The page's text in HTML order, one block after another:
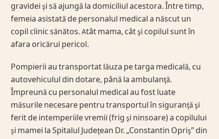
gravidei şi să ajungă la domiciliul acestora. Între timp,
femeia asistată de personalul medical a născut un
copil clinic sănătos. Atât mama, cât şi copilul sunt în
afara oricărui pericol.
Pompierii au transportat lăuza pe targa medicală, cu
autovehiculul din dotare, până la ambulanţă.
Împreună cu personalul medical au fost luate
măsurile necesare pentru transportul în siguranţă şi
ferit de intemperiile vremii (frig şi ninsoare) a copilului
şi mamei la Spitalul Judeţean Dr. „Constantin Opriş” din